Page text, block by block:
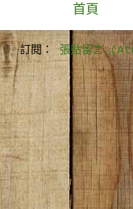
首頁
訂閱：張貼留言